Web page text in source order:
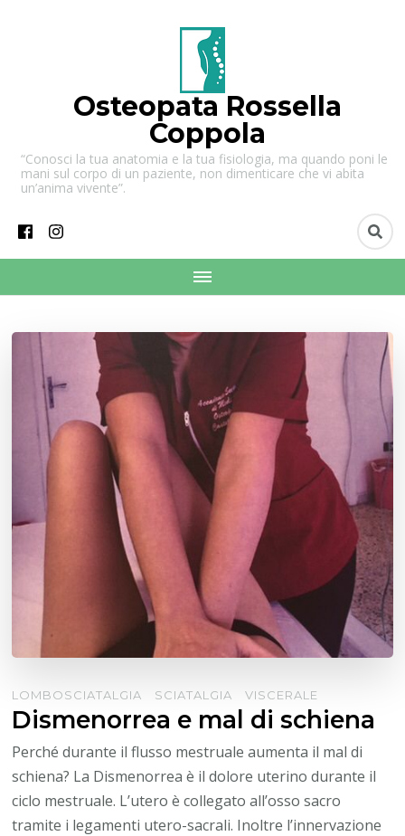
Osteopata Rossella
Coppola
“Conosci la tua anatomia e la tua fisiologia, ma quando poni le
mani sul corpo di un paziente, non dimenticare che vi abita
un’anima vivente”.
LOMBOSCIATALGIA SCIATALGIA VISCERALE
Dismenorrea e mal di schiena
Perché durante il flusso mestruale aumenta il mal di
schiena? La Dismenorrea è il dolore uterino durante il
ciclo mestruale. L’utero è collegato all’osso sacro
tramite i legamenti utero-sacrali. Inoltre l’innervazione